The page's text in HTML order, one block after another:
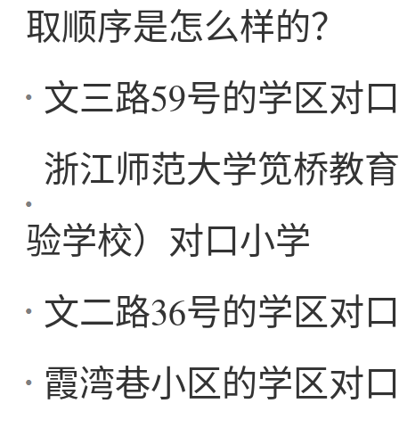
取顺序是怎么样的？
文三路59号的学区对
浙江师范大学笕桥教
验学校）对口小学
文二路36号的学区对
霞湾巷小区的学区对